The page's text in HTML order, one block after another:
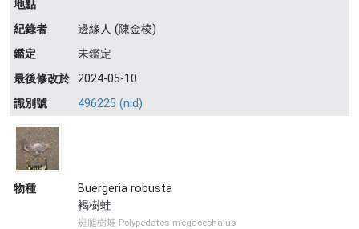
地點
紀錄者
邊緣人 (陳金棱)
鑑定
未鑑定
最後修改於 2024-05-10
識別號
496225 (nid)
物種
Buergeria robusta
褐樹蛙
斑腿樹蛙 Polypedates megacephalus